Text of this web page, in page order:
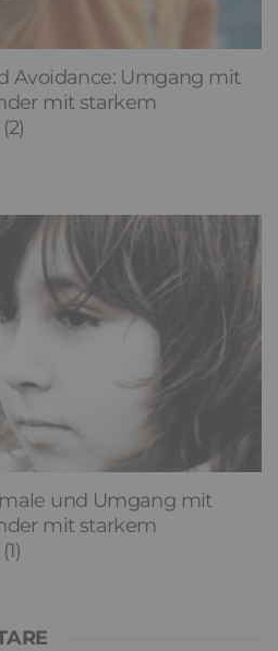
Avoidance: Umgang mit
mit starkem
und Umgang mit
mit starkem